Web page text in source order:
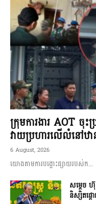
ក្រុមការងារ AOT ចុ
វាយប្រហារលើលំនៅឋ
6 August, 2026
យោងតាមការបង្ហោះផ្សាយរបស់ក...
សម្តេច
និស្សិតផ្ត